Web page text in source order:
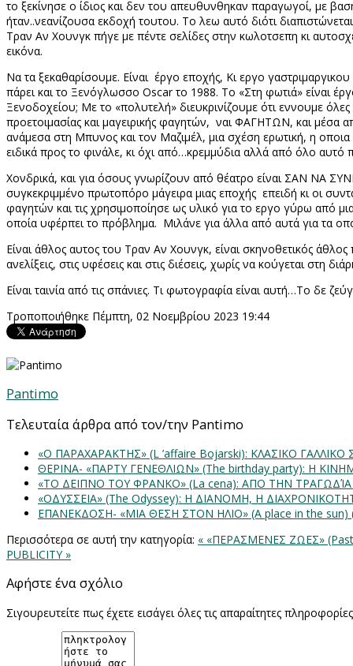
το ξεκίνησε ο ίδιος και δεν του απευθυνθηκαν παραγωγοί, με
ήταν..νεανίζουσα εκδοχή τουτου. Το λεω αυτό διότι
Τραν Αν Χουνγκ πήγε με πέντε σελίδες στην κωλοτσεπη κι
εικόνα.
Να τα ξεκαθαρίσουμε. Είναι έργο εποχής, Κι εργο
πάρει και το Ξενόγλωσσο Oscarτο 1988. Το «Στη φωτιά» είναι
Ξενοδοχείου; Με το «πολυτελή» διευκρινίζουμε ότι εννουμε
προετοιμασίας και μαγειρικής φαγητών, ναι ΦΑΓΗΤΩΝ, και μέσα
ανάμεσα στη Μπυνος και τον Μαζιμέλ, μια σχέση ερωτική, η
ειδικά προς το φινάλε, κι όχι από…κρεμμύδια αλλά από όλο αυτό
Χονδρικά, και για όσους γνωρίζουν από θέατρο είναι ΣΑΝ
συγκεκριμμένο πρωτοπόρο μάγειρα μιας εποχής επειδή κι οι
φαγητών και τις χρησιμοποίησε ως υλικό για το εργο γύρω από
οποία υφέρπει το πρόβλημα. Μιλάνε για άλλα από αυτά για τα
Είναι άθλος αυτος του Τραν Αν Χουνγκ, είναι σκηνοθετικός
ανελίξεις, στις υφέσεις και στις διέσεις, χωρίς να κούγεται στη
Είναι ταινία από τις σπάνιες. Τι φωτογραφία είναι αυτή…Το δε
Τροποποιήθηκε Πέμπτη, 02 Νοεμβρίου 2023 19:44
Pantimo
Τελευταία άρθρα από τον/την Pantimo
«Ο ΠΑΡΑΧΑΡΑΚΤΗΣ» (L ’affaire Bojarski): ΚΛΑΣΙΚΟ ΓΑΛΛΙΚΟ
ΘΕΡΙΝΑ- «ΠΑΡΤΥ ΓΕΝΕΘΛΙΩΝ» (The birthday party): H
«ΤΟ ΔΕΙΠΝΟ ΤΟΥ ΦΡΑΝΚΟ» (La cena): ΑΠΟ ΤΗΝ
«ΟΔΥΣΣΕΙΑ» (The Odyssey): Η ΔΙΑΝΟΜΗ, Η
ΕΠΑΝΕΚΔΟΣΗ- «ΜΙΑ ΘΕΣΗ ΣΤΟΝ ΗΛΙΟ» (Α place in the
Περισσότερα σε αυτή την κατηγορία: « «ΠΕΡΑΣΜΕΝΕΣ ΖΩΕΣ»
PUBLICITY »
Αφήστε ένα σχόλιο
Σιγουρευτείτε πως έχετε εισάγει όλες τις απαραίτητες